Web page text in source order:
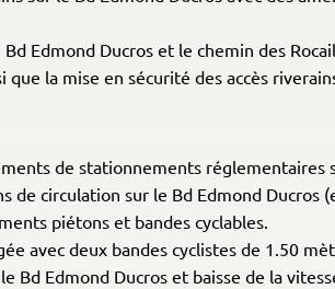
Edmond Ducros et le chemin des
la mise en sécurité des accès
de stationnements réglementaires
de circulation sur le Bd Edmond Ducros
piétons et bandes cyclables.
avec deux bandes cyclistes de 1.50
Edmond Ducros et baisse de la